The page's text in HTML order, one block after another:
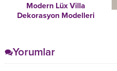
Modern Lüx Villa
Dekorasyon Modelleri
Yorumlar